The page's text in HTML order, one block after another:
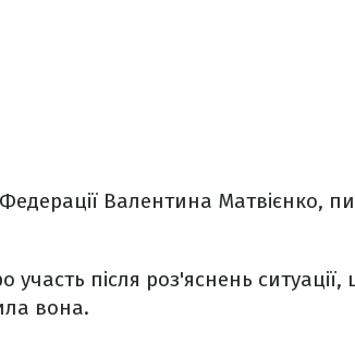
Валентина Матвієнко,
участь після роз'яснень
вона.